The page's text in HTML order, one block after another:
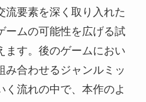
流要素を深く取り入れた
ームの可能性を広げる試
ます。後のゲームにおい
み合わせるジャンルミッ
く流れの中で、本作のよ